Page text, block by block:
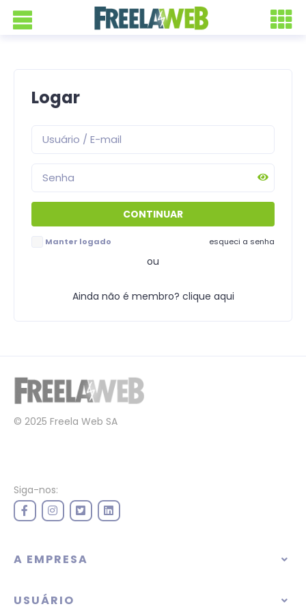
Logar
Manter logado esqueci a senha
ou
Ainda não é membro? clique aqui
© 2025 Freela Web SA
Siga-nos:
A EMPRESA
USUÁRIO